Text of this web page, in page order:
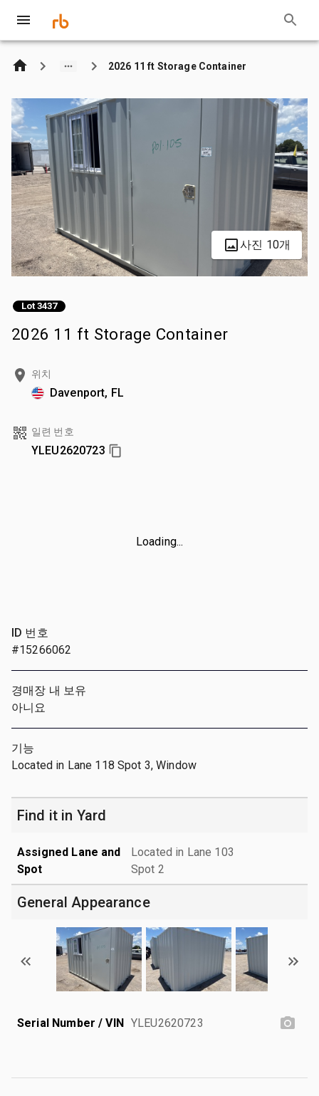
2026 11 ft Storage Container
사진 10개
Lot 3437
2026 11 ft Storage Container
위치
Davenport, FL
일련 번호
YLEU2620723
Loading...
ID 번호
#15266062
경매장 내 보유
아니요
기능
Located in Lane 118 Spot 3, Window
Find it in Yard
Assigned Lane and
Spot
Located in Lane 103
Spot 2
General Appearance
Serial Number / VIN YLEU2620723